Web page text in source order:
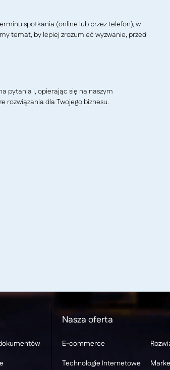
spotkania (online lub przez telefon), w
temat, by lepiej zrozumieć wyzwanie, przed
pytania i, opierając się na naszym
rozwiązania dla Twojego biznesu.
Nasza oferta
E-commerce
Technologie Internetowe